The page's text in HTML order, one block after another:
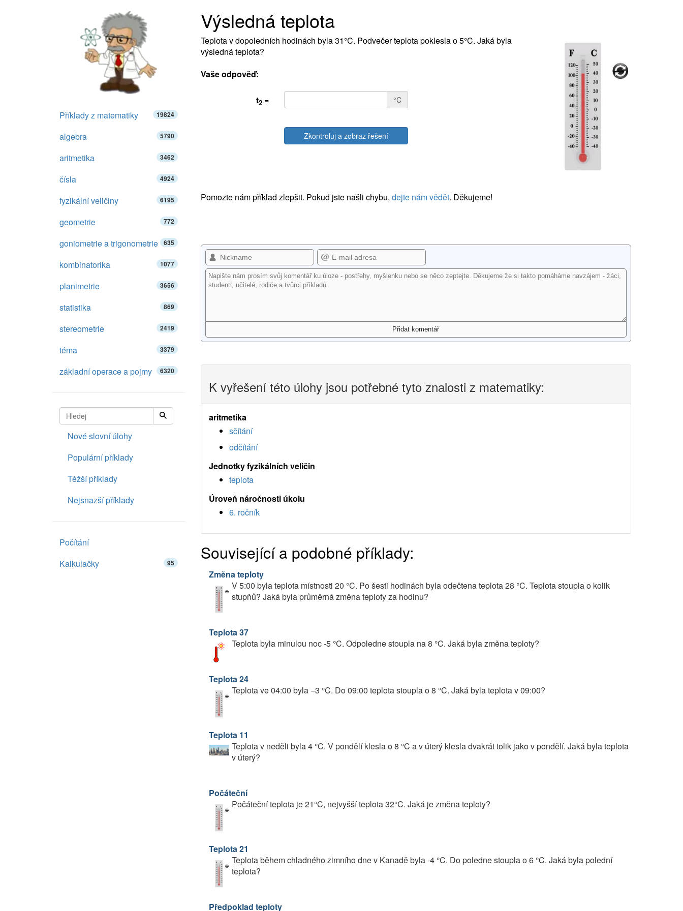
Výsledná teplota
Teplota v dopoledních hodinách byla 31°C. Podvečer teplota poklesla o 5°C. Jaká byla
výsledná teplota?
Vaše odpověď:
t2 = °C
Zkontroluj a zobraz řešení
Pomozte nám příklad zlepšit. Pokud jste našli chybu, dejte nám vědět. Děkujeme!
K vyřešení této úlohy jsou potřebné tyto znalosti z matematiky:
aritmetika
sčítání
odčítání
Jednotky fyzikálních veličin
teplota
Úroveň náročnosti úkolu
6. ročník
Související a podobné příklady:
Změna teploty
V 5:00 byla teplota místnosti 20 °C. Po šesti hodinách byla odečtena teplota 28 °C. Teplota stoupla o kolik
stupňů? Jaká byla průměrná změna teploty za hodinu?
Teplota 37
Teplota byla minulou noc -5 °C. Odpoledne stoupla na 8 °C. Jaká byla změna teploty?
Teplota 24
Teplota ve 04:00 byla −3 °C. Do 09:00 teplota stoupla o 8 °C. Jaká byla teplota v 09:00?
Teplota 11
Teplota v neděli byla 4 °C. V pondělí klesla o 8 °C a v úterý klesla dvakrát tolik jako v pondělí. Jaká byla teplota
v úterý?
Počáteční
Počáteční teplota je 21°C, nejvyšší teplota 32°C. Jaká je změna teploty?
Teplota 21
Teplota během chladného zimního dne v Kanadě byla -4 °C. Do poledne stoupla o 6 °C. Jaká byla polední
teplota?
Předpoklad teploty
Příklady z matematiky 19824
algebra 5790
aritmetika 3462
čísla 4924
fyzikální veličiny 6195
geometrie 772
goniometrie a trigonometrie 635
kombinatorika 1077
planimetrie 3656
statistika 869
stereometrie 2419
téma 3379
základní operace a pojmy 6320
Nové slovní úlohy
Populární příklady
Těžší příklady
Nejsnazší příklady
Počítání
Kalkulačky
95